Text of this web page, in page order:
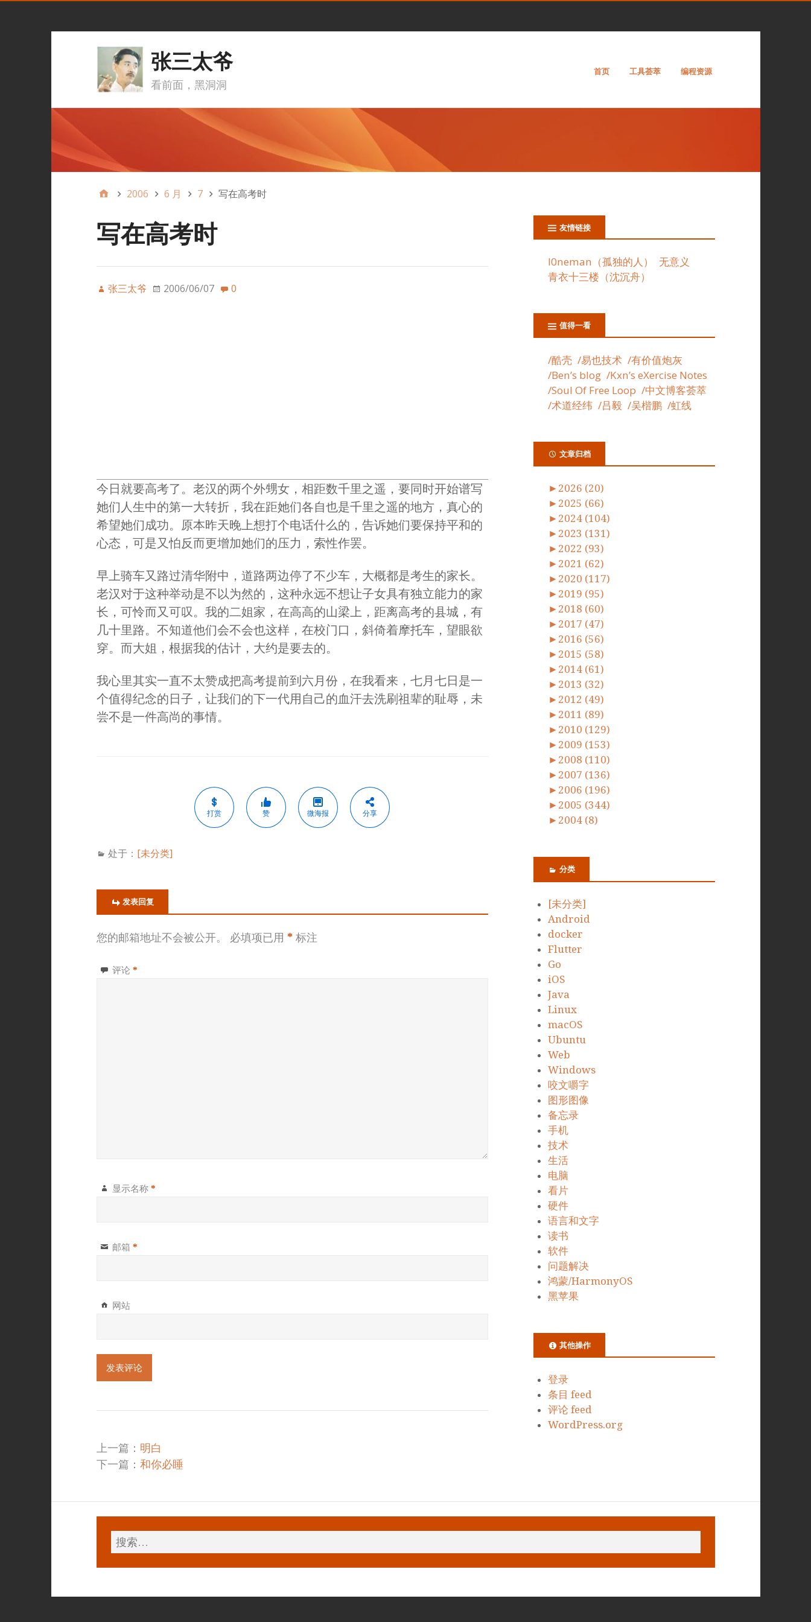
张三太爷
看前面，黑洞洞
首页 工具荟萃 编程资源
2006 6 月 7 写在高考时
写在高考时
张三太爷 2006/06/07 0
今日就要高考了。老汉的两个外甥女，相距数千里之遥，要同时开始谱写
她们人生中的第一大转折，我在距她们各自也是千里之遥的地方，真心的
希望她们成功。原本昨天晚上想打个电话什么的，告诉她们要保持平和的
心态，可是又怕反而更增加她们的压力，索性作罢。
早上骑车又路过清华附中，道路两边停了不少车，大概都是考生的家长。
老汉对于这种举动是不以为然的，这种永远不想让子女具有独立能力的家
长，可怜而又可叹。我的二姐家，在高高的山梁上，距离高考的县城，有
几十里路。不知道他们会不会也这样，在校门口，斜倚着摩托车，望眼欲
穿。而大姐，根据我的估计，大约是要去的。
我心里其实一直不太赞成把高考提前到六月份，在我看来，七月七日是一
个值得纪念的日子，让我们的下一代用自己的血汗去洗刷祖辈的耻辱，未
尝不是一件高尚的事情。
打赏 赞 微海报 分享
处于： [未分类]
发表回复
您的邮箱地址不会被公开。 必填项已用 *标注
评论 *
显示名称 *
邮箱 *
网站
上一篇： 明白
下一篇： 和你必睡
友情链接
l0neman（孤独的人）
无意义
青衣十三楼（沈沉舟）
值得一看
/酷壳 /易也技术 /有价值炮灰
/Ben’s blog /Kxn’s eXercise Notes
/Soul Of Free Loop /中文博客荟萃
/术道经纬 /吕毅 /吴楷鹏 /虹线
文章归档
► 2026 (20)
► 2025 (66)
► 2024 (104)
► 2023 (131)
► 2022 (93)
► 2021 (62)
► 2020 (117)
► 2019 (95)
► 2018 (60)
► 2017 (47)
► 2016 (56)
► 2015 (58)
► 2014 (61)
► 2013 (32)
► 2012 (49)
► 2011 (89)
► 2010 (129)
► 2009 (153)
► 2008 (110)
► 2007 (136)
► 2006 (196)
► 2005 (344)
► 2004 (8)
分类
[未分类]
Android
docker
Flutter
Go
iOS
Java
Linux
macOS
Ubuntu
Web
Windows
咬文嚼字
图形图像
备忘录
手机
技术
生活
电脑
看片
硬件
语言和文字
读书
软件
问题解决
鸿蒙/HarmonyOS
黑苹果
其他操作
登录
条目 feed
评论 feed
WordPress.org